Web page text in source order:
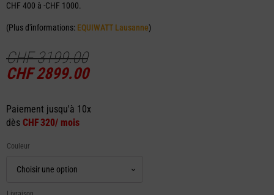
CHF 400 à -CHF 1000.
(Plus d'informations: EQUIWATT Lausanne)
CHF3199.00
CHF2899.00
Paiement jusqu'à 10x
dès CHF 320/ mois
Couleur